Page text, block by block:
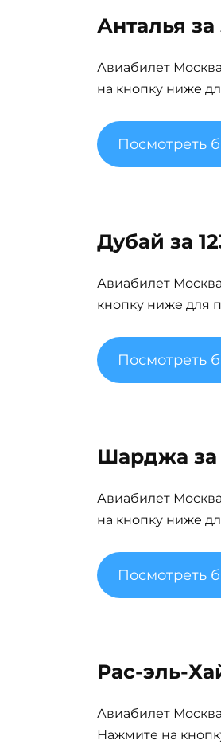
Анталья
Авиабилет
на кнопку ниже
Посмотреть
Дубай за
Авиабилет
кнопку ниже для
Посмотреть
Шарджа за
Авиабилет
на кнопку ниже
Посмотреть
Рас-эль-
Авиабилет
Нажмите на